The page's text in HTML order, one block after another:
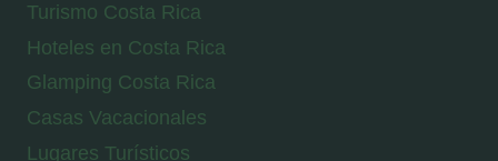
Turismo Costa Rica
Hoteles en Costa Rica
Glamping Costa Rica
Casas Vacacionales
Lugares Turísticos